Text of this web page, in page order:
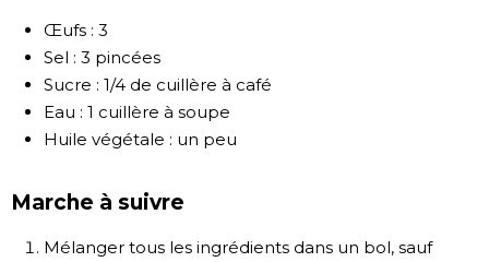
Tokyo
Œufs : 3
Sel : 3 pincées
Sucre : 1/4 de cuillère à café
Eau : 1 cuillère à soupe
Huile végétale : un peu
Marche à suivre
Mélanger tous les ingrédients dans un bol, sauf